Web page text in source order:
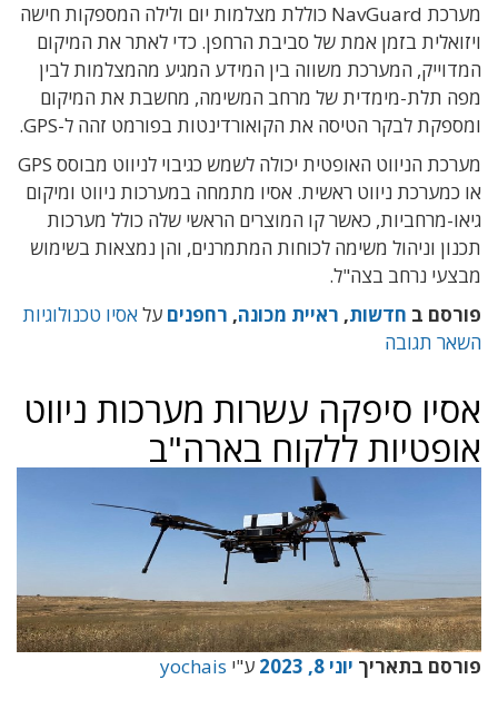
מערכת NavGuard כוללת מצלמות יום ולילה המספקות חישה
ויזואלית בזמן אמת של סביבת הרחפן. כדי לאתר את המיקום
המדוייק, המערכת משווה בין המידע המגיע מהמצלמות לבין
מפה תלת-מימדית של מרחב המשימה, מחשבת את המיקום
ומספקת לבקר הטיסה את הקואורדינטות בפורמט זהה ל-GPS.
מערכת הניווט האופטית יכולה לשמש כגיבוי לניווט מבוסס GPS
או כמערכת ניווט ראשית. אסיו מתמחה במערכות ניווט ומיקום
גיאו-מרחביות, כאשר קו המוצרים הראשי שלה כולל מערכות
תכנון וניהול משימה לכוחות המתמרנים, והן נמצאות בשימוש
מבצעי נרחב בצה"ל.
פורסם ב חדשות, ראיית מכונה, רחפנים עלאסיו טכנולוגיות
השאר תגובה
אסיו סיפקה עשרות מערכות ניווט
אופטיות ללקוח בארה"ב
פורסם בתאריך יוני 8, 2023 ע"י yochais